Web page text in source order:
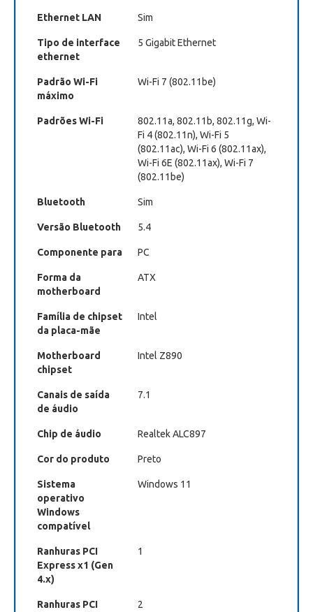
Ethernet LAN Sim
Tipo de interface
ethernet
5 Gigabit Ethernet
Padrão Wi-Fi
máximo
Wi-Fi 7 (802.11be)
Padrões Wi-Fi
802.11a, 802.11b, 802.11g, Wi-
Fi 4 (802.11n), Wi-Fi 5
(802.11ac), Wi-Fi 6 (802.11ax),
Wi-Fi 6E (802.11ax), Wi-Fi 7
(802.11be)
Bluetooth Sim
Versão Bluetooth 5.4
Componente para PC
Forma da
motherboard
ATX
Família de chipset
da placa-mãe
Intel
Motherboard
chipset
Intel Z890
Canais de saída
de áudio
7.1
Chip de áudio Realtek ALC897
Cor do produto Preto
Sistema
operativo
Windows
compatível
Windows 11
Ranhuras PCI
Express x1 (Gen
4.x)
1
Ranhuras PCI
2